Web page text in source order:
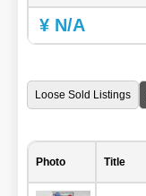
¥ N/A
Loose Sold Listings
Photo Title